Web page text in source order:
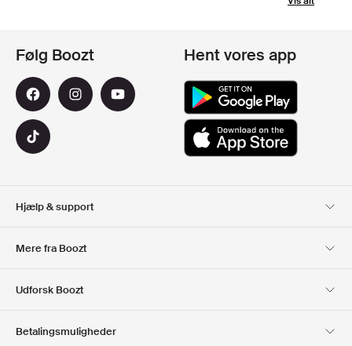
Hjælp & support
Mere fra Boozt
Club Boozt
Udforsk Boozt
Følg Boozt Hent vores app
Betalingsmuligheder